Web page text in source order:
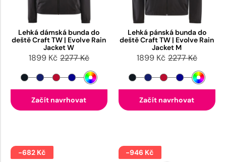
Lehká dámská bunda do
deště Craft TW | Evolve Rain
Jacket W
1899 Kč 2277 Kč
Začít navrhovat
Lehká pánská bunda do
deště Craft TW | Evolve Rain
Jacket M
1899 Kč 2277 Kč
Začít navrhovat
-682 Kč -946 Kč